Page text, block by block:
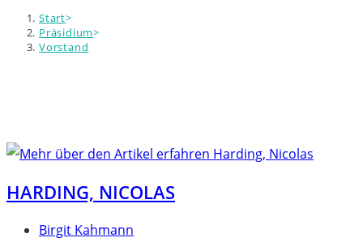
Start>
Präsidium>
Vorstand
HARDING, NICOLAS
Beitrags-
Birgit Kahmann